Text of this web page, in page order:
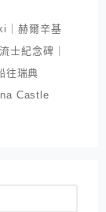
｜赫爾辛基
士紀念碑｜
往瑞典
Castle